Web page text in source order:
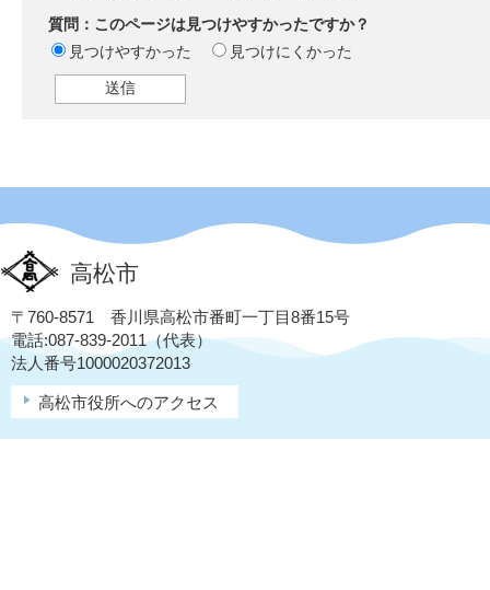
質問：このページは見つけやすかったですか？
見つけやすかった
見つけにくかった
高松市
〒760-8571 香川県高松市番町一丁目8番15号
電話:087-839-2011（代表）
法人番号1000020372013
高松市役所へのアクセス